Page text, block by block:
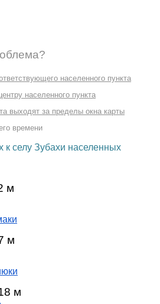
населенного пункта
населенного пункта
выходят за пределы окна карты
времени
к селу Зубахи населенных
м
м
м